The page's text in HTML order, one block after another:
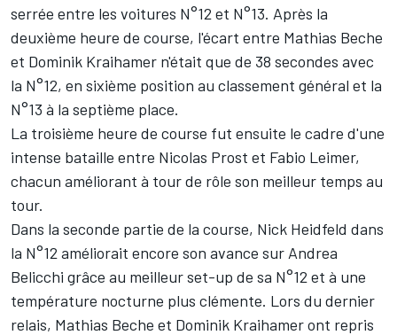
serrée entre les voitures N°12 et N°13. Après la
deuxième heure de course, l'écart entre Mathias Beche
et Dominik Kraihamer n'était que de 38 secondes avec
la N°12, en sixième position au classement général et la
N°13 à la septième place.
La troisième heure de course fut ensuite le cadre d'une
intense bataille entre Nicolas Prost et Fabio Leimer,
chacun améliorant à tour de rôle son meilleur temps au
tour.
Dans la seconde partie de la course, Nick Heidfeld dans
la N°12 améliorait encore son avance sur Andrea
Belicchi grâce au meilleur set-up de sa N°12 et à une
température nocturne plus clémente. Lors du dernier
relais, Mathias Beche et Dominik Kraihamer ont repris